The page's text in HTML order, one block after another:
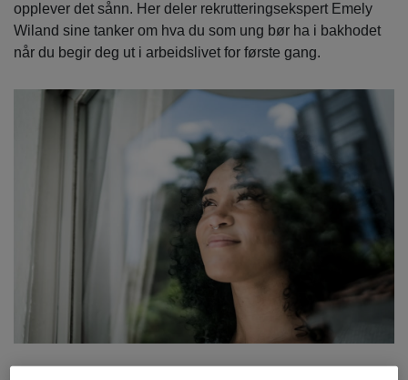
opplever det sånn. Her deler rekrutteringsekspert Emely
Wiland sine tanker om hva du som ung bør ha i bakhodet
når du begir deg ut i arbeidslivet for første gang.